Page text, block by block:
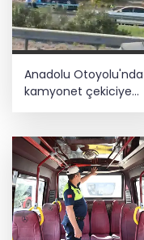
Anadolu Otoyolu'nda
kamyonet çekiciye